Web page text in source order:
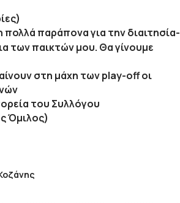
παράπονα για την διαιτησία-
των παικτών μου. Θα γίνουμε
στη μάχη των play-off οι
του Συλλόγου
Όμιλος)